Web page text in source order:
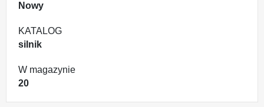
Nowy
KATALOG
silnik
W magazynie
20